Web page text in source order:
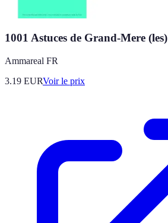
1001 Astuces de Grand-Mere (les)
Ammareal FR
3.19 EURVoir le prix